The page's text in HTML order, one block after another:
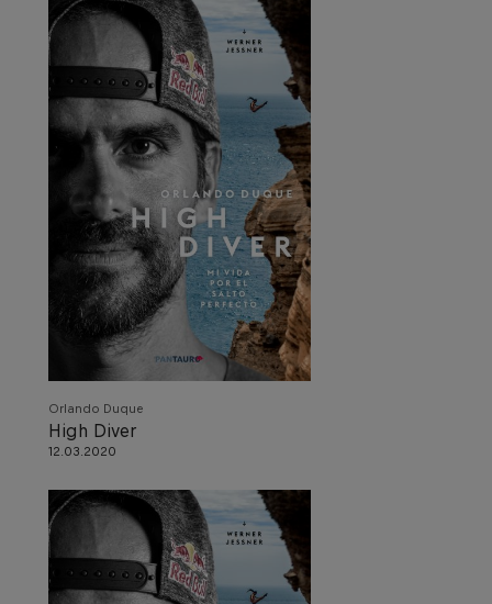
Orlando Duque
High Diver
12.03.2020